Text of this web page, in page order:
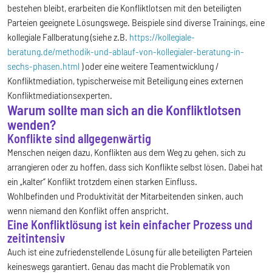
bestehen bleibt, erarbeiten die Konfliktlotsen mit den beteiligten
Parteien geeignete Lösungswege. Beispiele sind diverse Trainings, eine
kollegiale Fallberatung (siehe z.B. https://kollegiale-
beratung.de/methodik-und-ablauf-von-kollegialer-beratung-in-
sechs-phasen.html ) oder eine weitere Teamentwicklung /
Konfliktmediation, typischerweise mit Beteiligung eines externen
Konfliktmediationsexperten.
Warum sollte man sich an die Konfliktlotsen
wenden?
Konflikte sind allgegenwärtig
Menschen neigen dazu, Konflikten aus dem Weg zu gehen, sich zu
arrangieren oder zu hoffen, dass sich Konflikte selbst lösen. Dabei hat
ein „kalter“ Konflikt trotzdem einen starken Einfluss.
Wohlbefinden und Produktivität der Mitarbeitenden sinken, auch
wenn niemand den Konflikt offen anspricht.
Eine Konfliktlösung ist kein einfacher Prozess und
zeitintensiv
Auch ist eine zufriedenstellende Lösung für alle beteiligten Parteien
keineswegs garantiert. Genau das macht die Problematik von